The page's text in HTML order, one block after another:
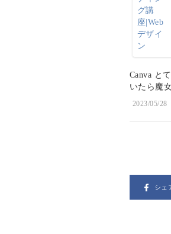
Canva と
いたら魔
2023/05/28
シェ